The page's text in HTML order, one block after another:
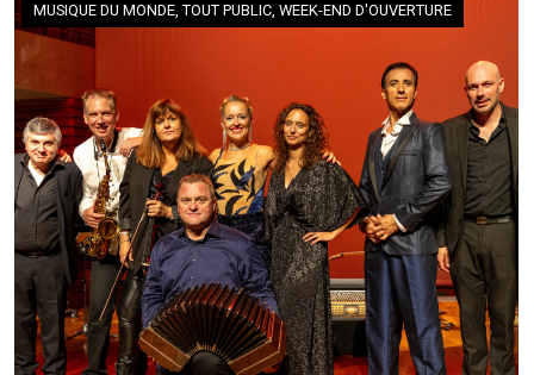
MUSIQUE DU MONDE, TOUT PUBLIC, WEEK-END D'OUVERTURE